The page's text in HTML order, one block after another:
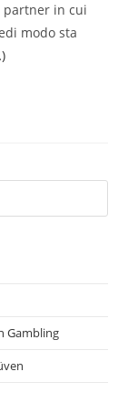
partner in cui
modo sta
Gambling